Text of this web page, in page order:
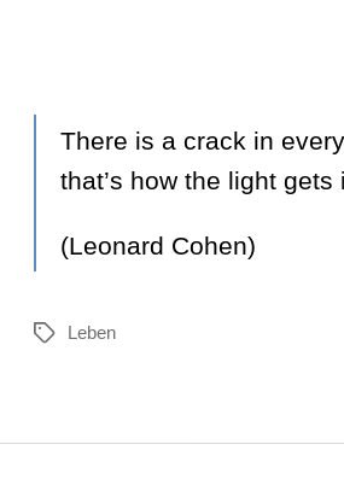
There is a crack in
that’s how the light gets
(Leonard Cohen)
Schlagwörter
Leben